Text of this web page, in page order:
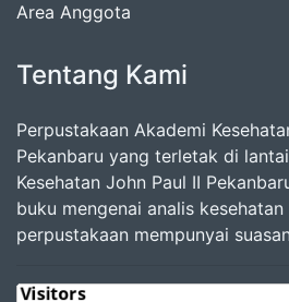
Area Anggota
Tentang Kami
Perpustakaan Akademi
Pekanbaru yang terletak di
Kesehatan John Paul II
buku mengenai analis
perpustakaan mempunyai